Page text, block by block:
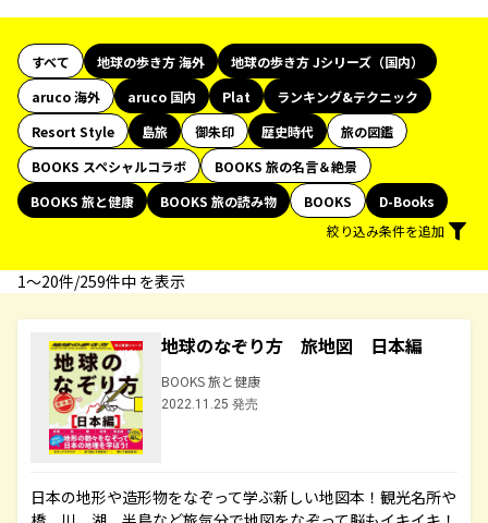
すべて 地球の歩き方 海外
地球の歩き方 Jシリーズ（国内）
aruco 海外
aruco 国内 Plat
ランキング&テクニック
Resort Style
島旅 御朱印 歴史時代
旅の図鑑
BOOKS スペシャルコラボ
BOOKS 旅の名言＆絶景
BOOKS 旅と健康
BOOKS 旅の読み物 BOOKS
D-Books
絞り込み条件を追加
1〜20件/259件中 を表示
地球のなぞり方 旅地図 日本編
BOOKS 旅と健康
2022.11.25 発売
日本の地形や造形物をなぞって学ぶ新しい地図本！観光名所や